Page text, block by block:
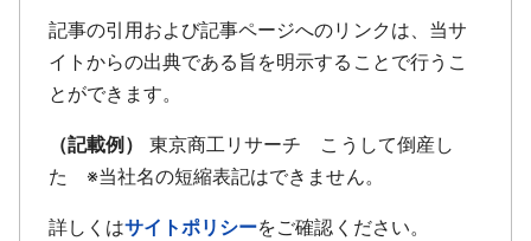
記事の引用および記事ページへのリンクは、当サ
イトからの出典である旨を明示することで行うこ
とができます。
（記載例）
東京商工リサーチ こうして倒産し
た ※当社名の短縮表記はできません。
詳しくはサイトポリシーをご確認ください。